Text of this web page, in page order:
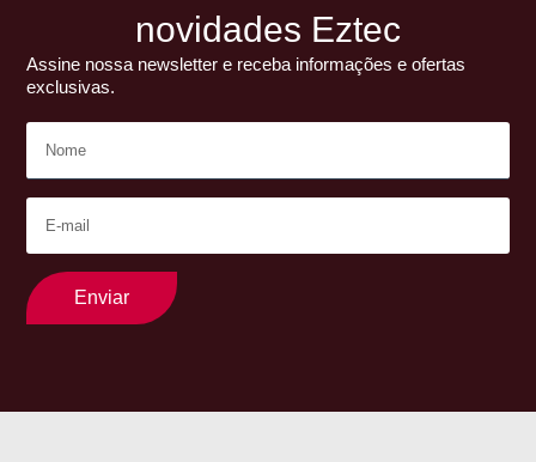
novidades Eztec
Assine nossa newsletter e receba informações e ofertas
exclusivas.
Enviar